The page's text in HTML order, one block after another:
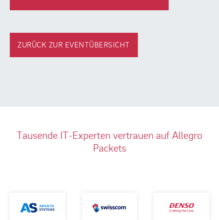
ZURÜCK ZUR EVENTÜBERSICHT
Tausende IT-Experten vertrauen auf Allegro
Packets